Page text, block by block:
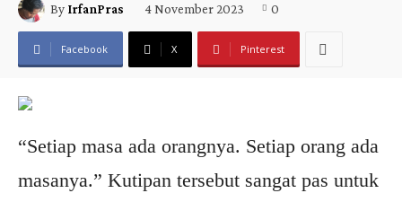
By IrfanPras 4 November 2023 0
Facebook X Pinterest
“Setiap masa ada orangnya. Setiap orang ada
masanya.” Kutipan tersebut sangat pas untuk